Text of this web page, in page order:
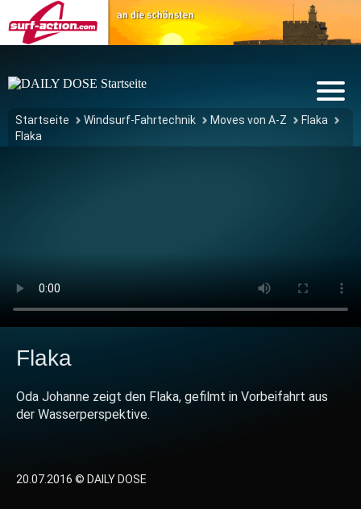
Startseite Windsurf-Fahrtechnik Moves von A-Z
Flaka
Flaka
Flaka
Oda Johanne zeigt den Flaka, gefilmt in Vorbeifahrt aus
der Wasserperspektive.
20.07.2016 © DAILY DOSE